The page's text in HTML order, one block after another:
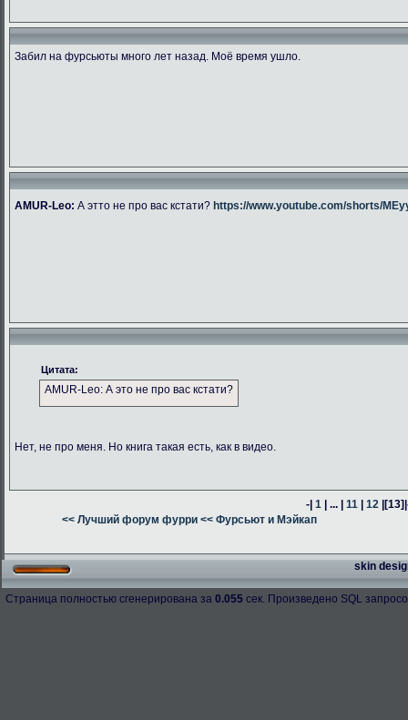
Забил на фурсьюты много лет назад. Моё время ушло.
AMUR-Leo: А этто не про вас кстати? https://www.youtube.com/shorts/
Цитата:
AMUR-Leo: А это не про вас кстати?
Нет, не про меня. Но книга такая есть, как в видео.
-|1 | ... |11 |12 |[13]
<< Лучший форум фурри << Фурсьют и Мэйкап
skin
Страница полностью сгенерирована за 0.055 сек. Произведено SQL